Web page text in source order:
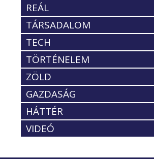
REÁL
TÁRSADALOM
TECH
TÖRTÉNELEM
ZÖLD
GAZDASÁG
HÁTTÉR
VIDEÓ